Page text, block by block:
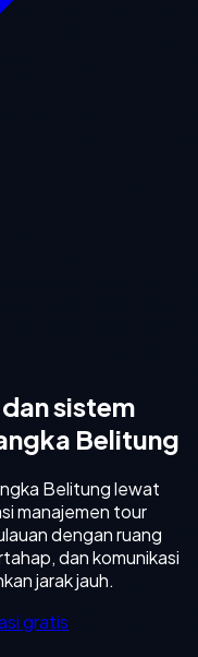
sistem
Belitung
Belitung lewat
manajemen tour
dengan ruang
dan komunikasi
jarak jauh.
gratis